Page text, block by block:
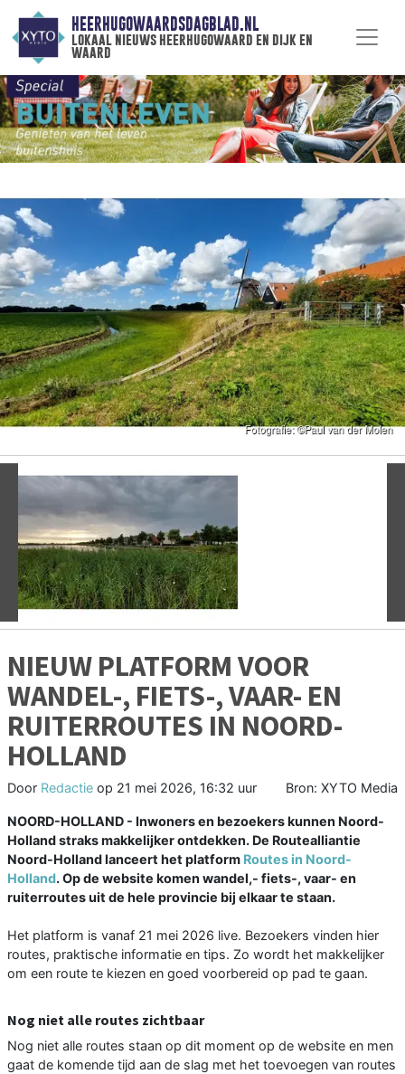
HEERHUGOWAARDSDAGBLAD.NL
lokaal nieuws heerhugowaard en dijk en
waard
Vorige
NIEUW PLATFORM VOOR
WANDEL-, FIETS-, VAAR- EN
RUITERROUTES IN NOORD-
HOLLAND
Door Redactie op 21 mei 2026, 16:32 uur Bron: XYTO Media
NOORD-HOLLAND - Inwoners en bezoekers kunnen Noord-
Holland straks makkelijker ontdekken. De Routealliantie
Noord-Holland lanceert het platform Routes in Noord-
Holland. Op de website komen wandel,- fiets-, vaar- en
ruiterroutes uit de hele provincie bij elkaar te staan.
Het platform is vanaf 21 mei 2026 live. Bezoekers vinden hier
routes, praktische informatie en tips. Zo wordt het makkelijker
om een route te kiezen en goed voorbereid op pad te gaan.
Nog niet alle routes zichtbaar
Nog niet alle routes staan op dit moment op de website en men
gaat de komende tijd aan de slag met het toevoegen van routes